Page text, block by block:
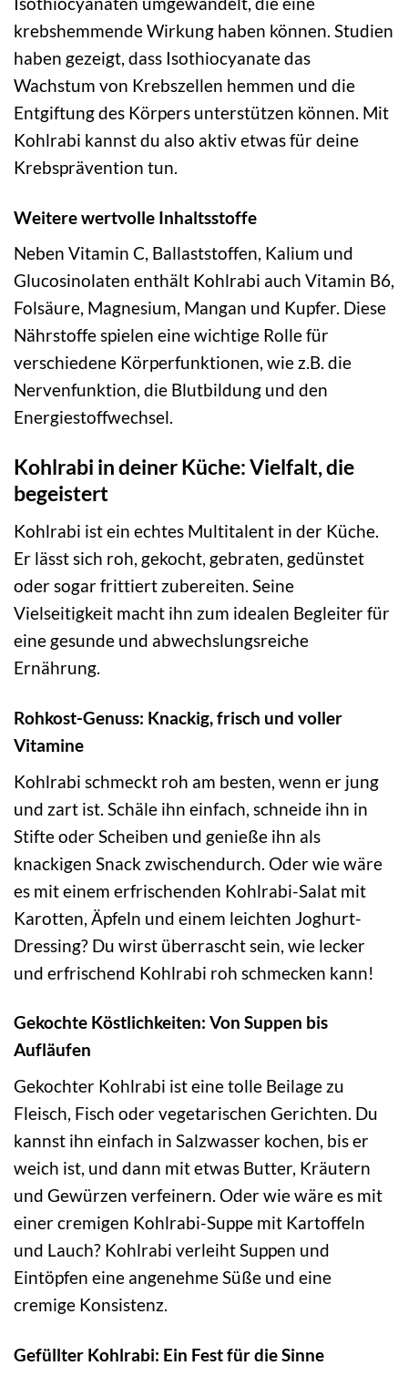
krebshemmende Wirkung haben können. Studien
haben gezeigt, dass Isothiocyanate das
Wachstum von Krebszellen hemmen und die
Entgiftung des Körpers unterstützen können. Mit
Kohlrabi kannst du also aktiv etwas für deine
Krebsprävention tun.
Weitere wertvolle Inhaltsstoffe
Neben Vitamin C, Ballaststoffen, Kalium und
Glucosinolaten enthält Kohlrabi auch Vitamin B6,
Folsäure, Magnesium, Mangan und Kupfer. Diese
Nährstoffe spielen eine wichtige Rolle für
verschiedene Körperfunktionen, wie z.B. die
Nervenfunktion, die Blutbildung und den
Energiestoffwechsel.
Kohlrabi in deiner Küche: Vielfalt, die
begeistert
Kohlrabi ist ein echtes Multitalent in der Küche.
Er lässt sich roh, gekocht, gebraten, gedünstet
oder sogar frittiert zubereiten. Seine
Vielseitigkeit macht ihn zum idealen Begleiter für
eine gesunde und abwechslungsreiche
Ernährung.
Rohkost-Genuss: Knackig, frisch und voller
Vitamine
Kohlrabi schmeckt roh am besten, wenn er jung
und zart ist. Schäle ihn einfach, schneide ihn in
Stifte oder Scheiben und genieße ihn als
knackigen Snack zwischendurch. Oder wie wäre
es mit einem erfrischenden Kohlrabi-Salat mit
Karotten, Äpfeln und einem leichten Joghurt-
Dressing? Du wirst überrascht sein, wie lecker
und erfrischend Kohlrabi roh schmecken kann!
Gekochte Köstlichkeiten: Von Suppen bis
Aufläufen
Gekochter Kohlrabi ist eine tolle Beilage zu
Fleisch, Fisch oder vegetarischen Gerichten. Du
kannst ihn einfach in Salzwasser kochen, bis er
weich ist, und dann mit etwas Butter, Kräutern
und Gewürzen verfeinern. Oder wie wäre es mit
einer cremigen Kohlrabi-Suppe mit Kartoffeln
und Lauch? Kohlrabi verleiht Suppen und
Eintöpfen eine angenehme Süße und eine
cremige Konsistenz.
Gefüllter Kohlrabi: Ein Fest für die Sinne